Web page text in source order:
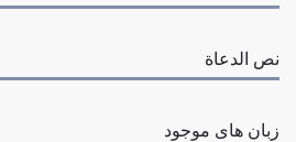
نص الدعاة
زبان های موجود